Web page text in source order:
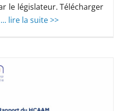
le législateur. Télécharger
... lire la suite >>